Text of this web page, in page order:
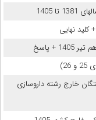
1405
+ پاسخ
خارج رشته داروسازی